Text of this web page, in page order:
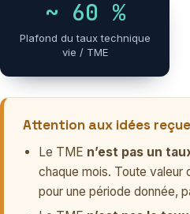
~ 60 %
Plafond du taux technique
vie / TME
Attention aux idées
Le TME n’est pas un
chaque mois. Toute valeur
pour une période donnée,